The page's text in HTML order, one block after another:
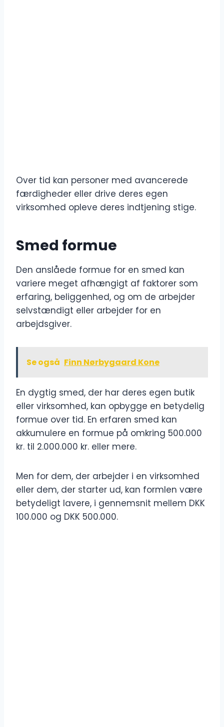
Over tid kan personer med avancerede
færdigheder eller drive deres egen
virksomhed opleve deres indtjening stige.
Smed formue
Den anslåede formue for en smed kan
variere meget afhængigt af faktorer som
erfaring, beliggenhed, og om de arbejder
selvstændigt eller arbejder for en
arbejdsgiver.
Se også Finn Nørbygaard Kone
En dygtig smed, der har deres egen butik
eller virksomhed, kan opbygge en betydelig
formue over tid. En erfaren smed kan
akkumulere en formue på omkring 500.000
kr. til 2.000.000 kr. eller mere.
Men for dem, der arbejder i en virksomhed
eller dem, der starter ud, kan formlen være
betydeligt lavere, i gennemsnit mellem DKK
100.000 og DKK 500.000.